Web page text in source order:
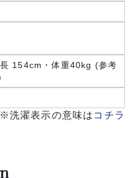
154cm・体重40kg (参考
※洗濯表示の意味は コチラ